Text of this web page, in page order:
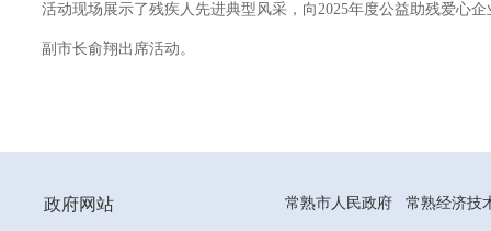
活动现场展示了残疾人先进典型风采，向2025年度公益助残爱心
副市长俞翔出席活动。
政府网站 常熟市人民政府 常熟经济技